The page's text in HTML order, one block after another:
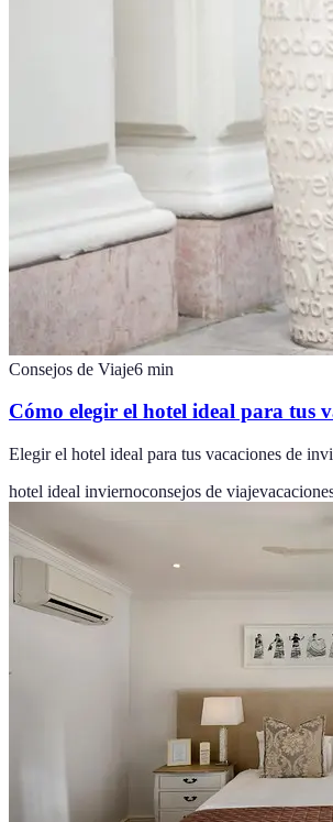
Consejos de Viaje6 min
Cómo elegir el hotel ideal para tus
Elegir el hotel ideal para tus vacaciones de
hotel ideal inviernoconsejos de viaje